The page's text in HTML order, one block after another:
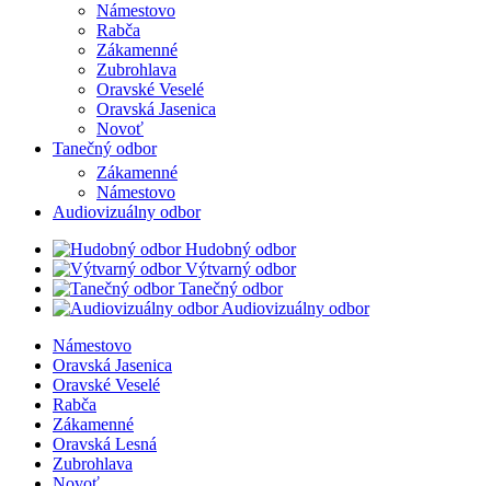
Námestovo
Rabča
Zákamenné
Zubrohlava
Oravské Veselé
Oravská Jasenica
Novoť
Tanečný odbor
Zákamenné
Námestovo
Audiovizuálny odbor
Hudobný odbor
Výtvarný odbor
Tanečný odbor
Audiovizuálny odbor
Námestovo
Oravská Jasenica
Oravské Veselé
Rabča
Zákamenné
Oravská Lesná
Zubrohlava